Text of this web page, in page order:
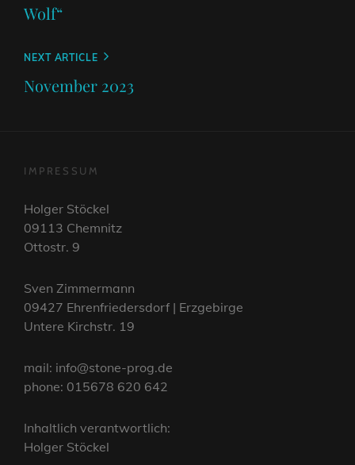
Wolf“
Next
NEXT ARTICLE
November 2023
IMPRESSUM
Holger Stöckel
09113 Chemnitz
Ottostr. 9
Sven Zimmermann
09427 Ehrenfriedersdorf | Erzgebirge
Untere Kirchstr. 19
mail: info@stone-prog.de
phone: 015678 620 642
Inhaltlich verantwortlich:
Holger Stöckel